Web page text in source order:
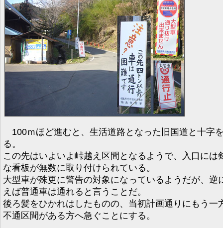
100ｍほど進むと、生活道路となった旧国道と十字
る。
この先はいよいよ峠越え区間となるようで、入口には
な看板が無数に取り付けられている。
大型車が殊更に警告の対象になっているようだが、逆
えば普通車は通れると言うことだ。
後ろ髪をひかれはしたものの、当初計画通りにもう一
不通区間がある方へ急ぐことにする。